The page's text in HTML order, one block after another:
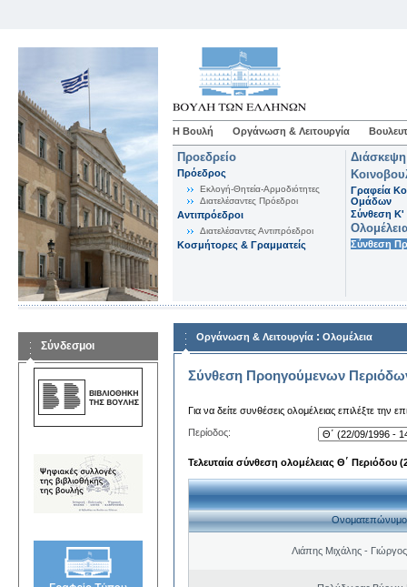
Η Βουλή Οργάνωση & Λειτουργία
Προεδρείο
Πρόεδρος
Εκλογή-Θητεία-Αρμοδιότητες
Διατελέσαντες Πρόεδροι
Αντιπρόεδροι
Διατελέσαντες Αντιπρόεδροι
Κοσμήτορες & Γραμματείς
Γραφεία
Ομάδων
Σύνθεση K'
Σύνθεση
Σύνδεσμοι
Οργάνωση & Λειτουργία : Ολομέλεια
Σύνθεση Προηγούμενων
Για να δείτε συνθέσεις ολομέλειας επιλέξτε την
Περίοδος:
Τελευταία σύνθεση ολομέλειας Θ΄ Περιόδου
Ονοματεπώνυμο
Λιάπης Μιχάλης -